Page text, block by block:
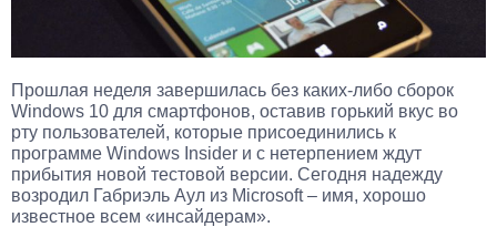
Прошлая неделя завершилась без каких-либо сборок
Windows 10 для смартфонов, оставив горький вкус во
рту пользователей, которые присоединились к
программе Windows Insider и с нетерпением ждут
прибытия новой тестовой версии. Сегодня надежду
возродил Габриэль Аул из Microsoft – имя, хорошо
известное всем «инсайдерам».